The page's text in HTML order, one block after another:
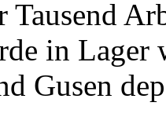
Tausend
in Lager
Gusen